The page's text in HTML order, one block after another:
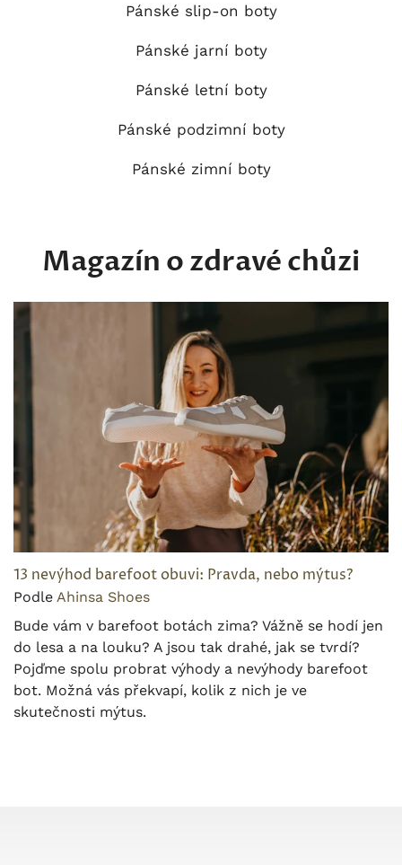
Pánské slip-on boty
Pánské jarní boty
Pánské letní boty
Pánské podzimní boty
Pánské zimní boty
Magazín o zdravé chůzi
13 nevýhod barefoot obuvi: Pravda, nebo mýtus?
Podle Ahinsa Shoes
Bude vám v barefoot botách zima? Vážně se hodí jen
do lesa a na louku? A jsou tak drahé, jak se tvrdí?
Pojďme spolu probrat výhody a nevýhody barefoot
bot. Možná vás překvapí, kolik z nich je ve
skutečnosti mýtus.